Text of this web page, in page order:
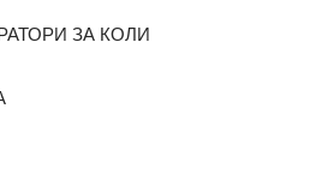
ЗА КОЛИ